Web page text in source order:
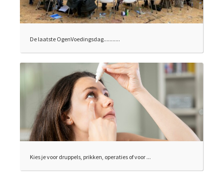
De laatste OgenVoedingsdag...........
Kies je voor druppels, prikken, operaties of voor ...